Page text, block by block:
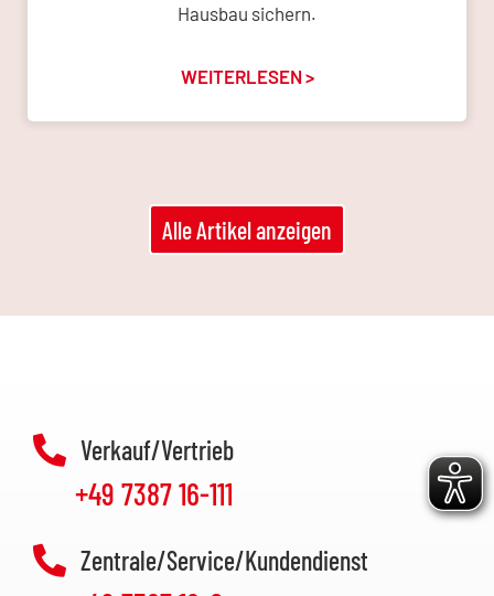
Hausbau sichern.
WEITERLESEN >
Alle Artikel anzeigen
Verkauf/Vertrieb
+49 7387 16-111
Zentrale/Service/Kundendienst